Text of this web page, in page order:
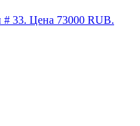
# 33. Цена 73000 RUB.